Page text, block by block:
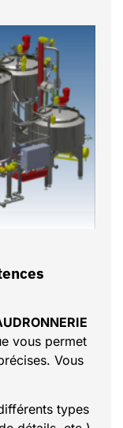
vous permet
Vous
types